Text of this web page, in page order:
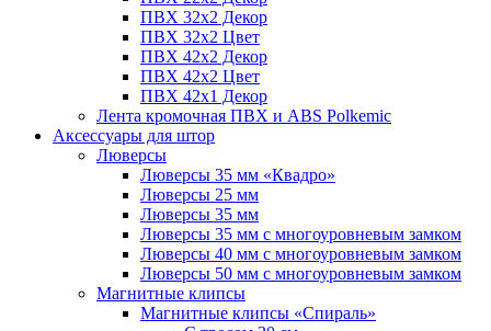
ПВХ 32x2 Декор
ПВХ 32x2 Цвет
ПВХ 42x2 Декор
ПВХ 42x2 Цвет
ПВХ 42x1 Декор
Лента кромочная ПВХ и ABS Polkemic
Аксессуары для штор
Люверсы
Люверсы 35 мм «Квадро»
Люверсы 25 мм
Люверсы 35 мм
Люверсы 35 мм с многоуровневым замком
Люверсы 40 мм с многоуровневым замком
Люверсы 50 мм с многоуровневым замком
Магнитные клипсы
Магнитные клипсы «Спираль»